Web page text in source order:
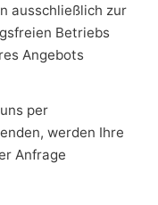
ausschließlich zur
Betriebs
Angebots
per
werden Ihre
Anfrage